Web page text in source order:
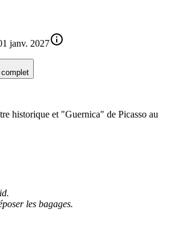
janv. 2027
historique et "Guernica" de Picasso au
les bagages.